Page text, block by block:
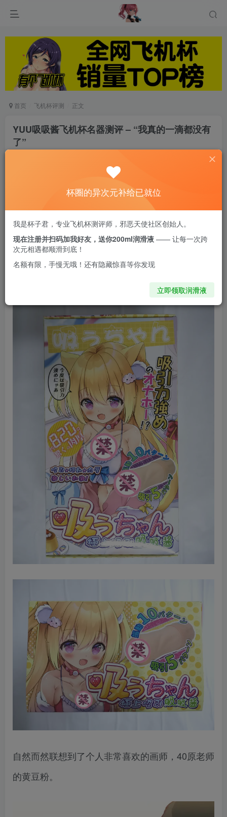
首页 飞机杯评测 正文
YUU吸吸酱飞机杯名器测评 – “我真的一滴都没有
了”
这次测评一下YUU最新推出的重量级新品-！
自然而然联想到了个人非常喜欢的画师，40原老师
的黄豆粉。
杯圈的异次元补给已就位
我是杯子君，专业飞机杯测评师，邪恶天使社区创始人。
现在注册并扫码加我好友，送你200ml润滑液 —— 让每一次跨
次元相遇都顺滑到底！
名额有限，手慢无哦！还有隐藏惊喜等你发现
立即领取润滑液